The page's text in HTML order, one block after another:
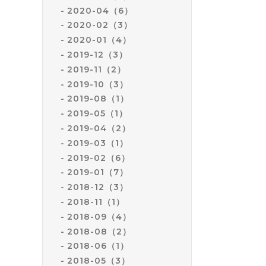
2020-04（6）
2020-02（3）
2020-01（4）
2019-12（3）
2019-11（2）
2019-10（3）
2019-08（1）
2019-05（1）
2019-04（2）
2019-03（1）
2019-02（6）
2019-01（7）
2018-12（3）
2018-11（1）
2018-09（4）
2018-08（2）
2018-06（1）
2018-05（3）